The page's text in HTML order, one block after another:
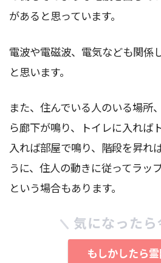
があると思っています。
電波や電磁波、電気なども関係
と思います。
また、住んでいる人のいる場所
ら廊下が鳴り、トイレに入れば
入れば部屋で鳴り、階段を昇れ
うに、住人の動きに従ってラッ
という場合もあります。
気になったら
もしかしたら霊